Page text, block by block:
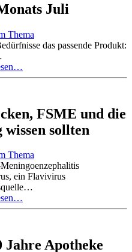
Juli
das passende Produkt:
FSME und die
sollten
ein Flavivirus
Jahre Apotheke